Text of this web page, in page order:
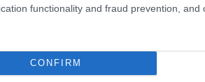
functionality and fraud prevention, and
CONFIRM